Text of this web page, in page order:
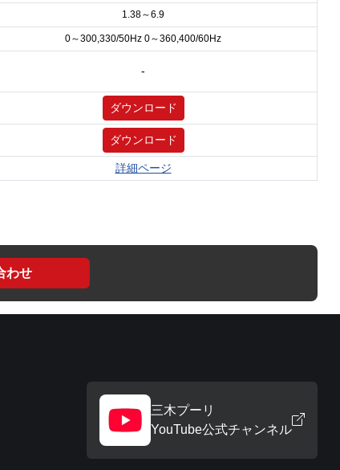
1.38～6.9
0～300,330/50Hz 0～360,400/60Hz
-
ダウンロード
ダウンロード
詳細ページ
わせ
三木プーリ
YouTube公式チャンネル